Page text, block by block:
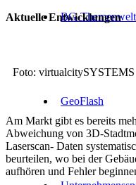
BG-Themenwelt
GeoFlash
Aktuelle Entwicklungen
Foto: virtualcitySYSTEMS
Am Markt gibt es bereits
Abweichung von 3D-
Laserscan- Daten
beurteilen, wo bei der
aufhören und Fehler